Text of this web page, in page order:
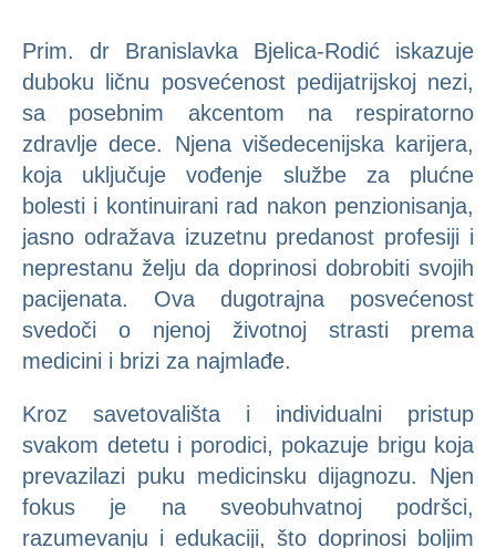
Prim. dr Branislavka Bjelica-Rodić iskazuje
duboku ličnu posvećenost pedijatrijskoj nezi,
sa posebnim akcentom na respiratorno
zdravlje dece. Njena višedecenijska karijera,
koja uključuje vođenje službe za plućne
bolesti i kontinuirani rad nakon penzionisanja,
jasno odražava izuzetnu predanost profesiji i
neprestanu želju da doprinosi dobrobiti svojih
pacijenata. Ova dugotrajna posvećenost
svedoči o njenoj životnoj strasti prema
medicini i brizi za najmlađe.
Kroz savetovališta i individualni pristup
svakom detetu i porodici, pokazuje brigu koja
prevazilazi puku medicinsku dijagnozu. Njen
fokus je na sveobuhvatnoj podršci,
razumevanju i edukaciji, što doprinosi boljim